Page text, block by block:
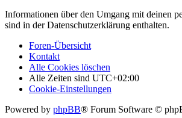
Informationen über den Umgang mit deinen
sind in der Datenschutzerklärung enthalten.
Foren-Übersicht
Kontakt
Alle Cookies löschen
Alle Zeiten sind UTC+02:00
Cookie-Einstellungen
Powered by phpBB® Forum Software ©